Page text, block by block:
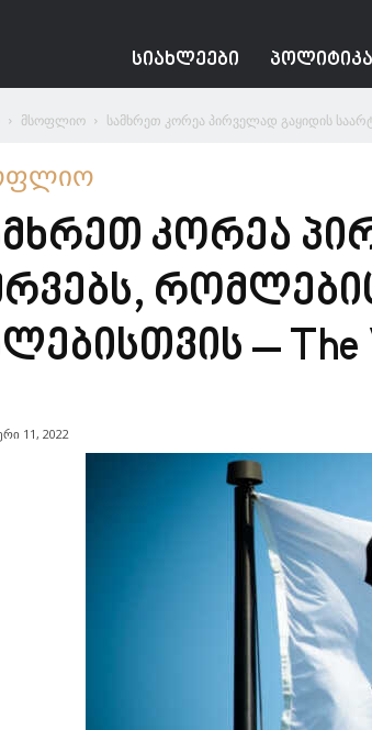
ᲡᲘᲐᲮᲚᲔᲔᲑᲘ ᲞᲝᲚᲘᲢᲘᲙᲐ
მსოფლიო სამხრეთ კორეა პირველად გაყიდის
კორეა
– The
11, 2022